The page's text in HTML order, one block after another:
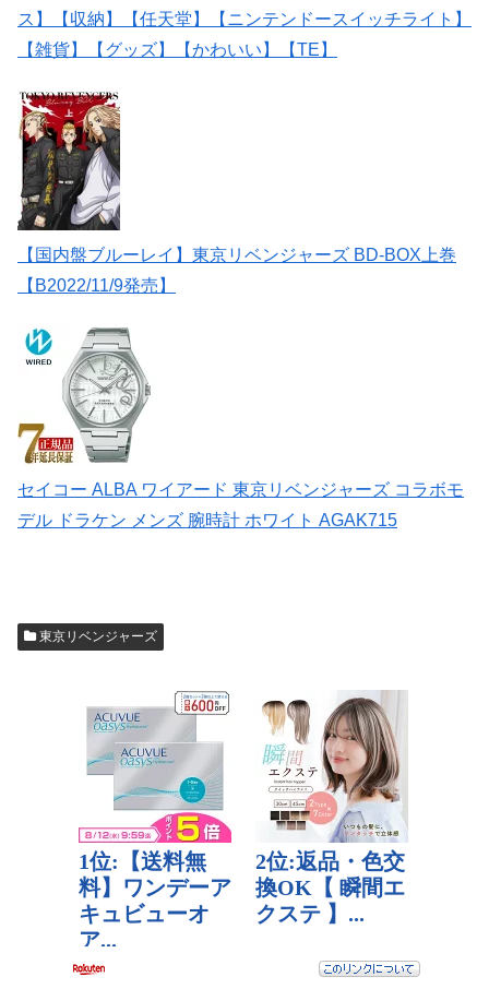
ス】【収納】【任天堂】【ニンテンドースイッチライト】
【雑貨】【グッズ】【かわいい】【TE】
【国内盤ブルーレイ】東京リベンジャーズ BD-BOX上巻
【B2022/11/9発売】
セイコー ALBA ワイアード 東京リベンジャーズ コラボモ
デル ドラケン メンズ 腕時計 ホワイト AGAK715
東京リベンジャーズ